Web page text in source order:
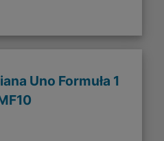
Uno Formuła 1